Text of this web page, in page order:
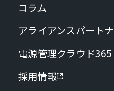
コラム
アライアンスパート
電源管理クラウド
採用情報